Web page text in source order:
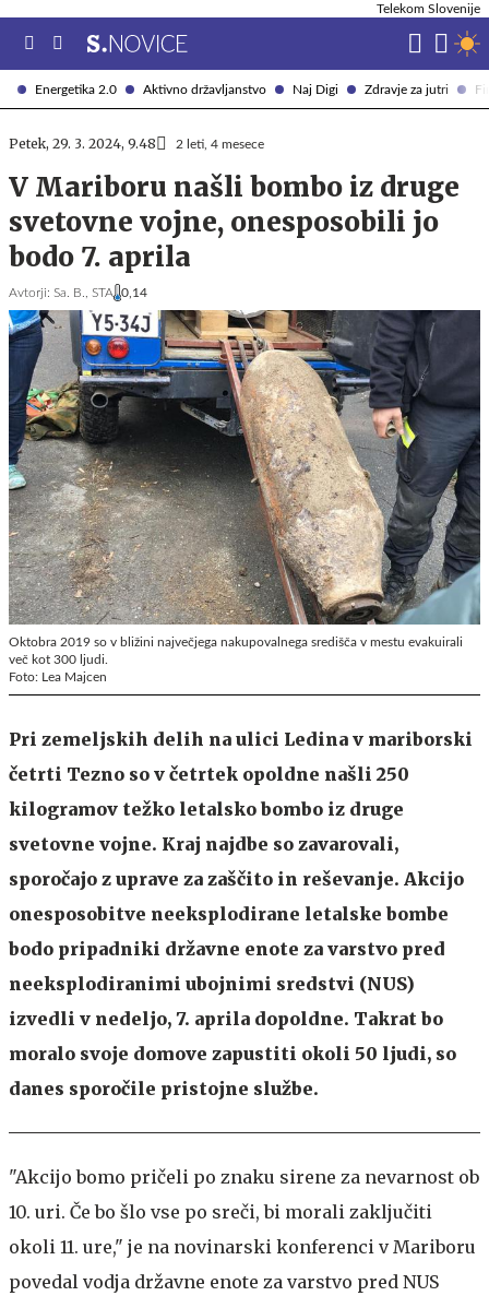
Energetika 2.0 Aktivno državljanstvo Naj Digi Zdravje za jutri
Telekom Slovenije
Petek, 29. 3. 2024, 9.48 2 leti, 4 mesece
V Mariboru našli bombo iz druge
svetovne vojne, onesposobili jo
bodo 7. aprila
Avtorji: Sa. B., STA 0,14
Oktobra 2019 so v bližini največjega nakupovalnega središča v mestu evakuirali
več kot 300 ljudi.
Foto: Lea Majcen
Pri zemeljskih delih na ulici Ledina v mariborski
četrti Tezno so v četrtek opoldne našli 250
kilogramov težko letalsko bombo iz druge
svetovne vojne. Kraj najdbe so zavarovali,
sporočajo z uprave za zaščito in reševanje. Akcijo
onesposobitve neeksplodirane letalske bombe
bodo pripadniki državne enote za varstvo pred
neeksplodiranimi ubojnimi sredstvi (NUS)
izvedli v nedeljo, 7. aprila dopoldne. Takrat bo
moralo svoje domove zapustiti okoli 50 ljudi, so
danes sporočile pristojne službe.
"Akcijo bomo pričeli po znaku sirene za nevarnost ob
10. uri. Če bo šlo vse po sreči, bi morali zaključiti
okoli 11. ure," je na novinarski konferenci v Mariboru
povedal vodja državne enote za varstvo pred NUS